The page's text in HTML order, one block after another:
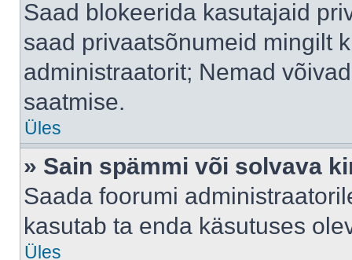
Saad blokeerida kasutajaid
saad privaatsõnumeid mingilt
administraatorit; Nemad
saatmise.
Üles
» Sain spämmi või solvava
Saada foorumi
kasutab ta enda käsutuses
Üles